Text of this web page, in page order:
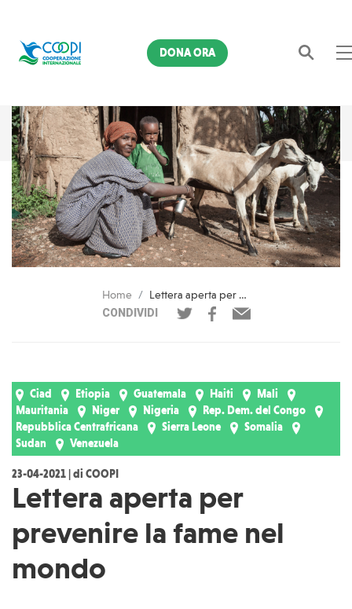
Cerca
DONA ORA
Home
Lettera aperta per prevenire la fame nel mondo
CONDIVIDI
Ciad Etiopia Guatemala Haiti
Mali
Mauritania
Niger Nigeria
Rep. Dem. del Congo
Repubblica Centrafricana
Sierra Leone
Somalia
Sudan
Venezuela
23-04-2021 | di COOPI
Lettera aperta per
prevenire la fame nel
mondo